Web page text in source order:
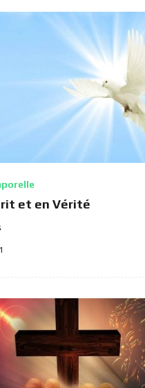
et en Vérité